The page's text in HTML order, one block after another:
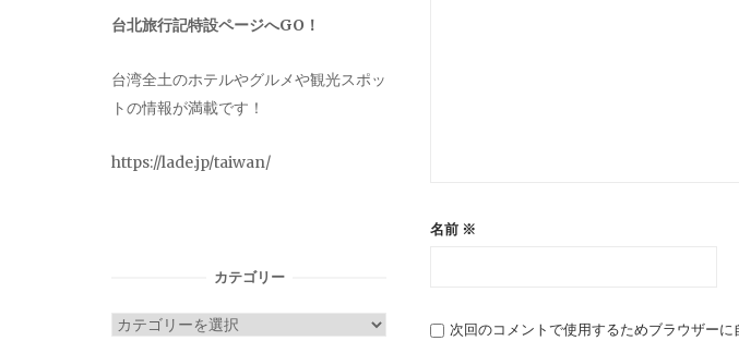
名前 ※
次回のコメントで使用するためブラウザー
台北旅行記特設ページへGO！
台湾全土のホテルやグルメや観光スポッ
トの情報が満載です！
https://lade.jp/taiwan/
カテゴリー
カ